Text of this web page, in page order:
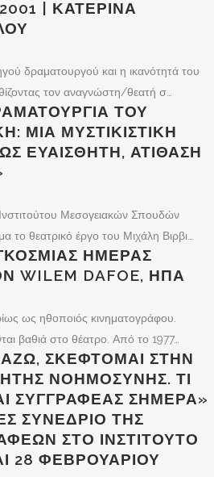
| ΚΑΤΕΡΊΝΑ
δραματουργού και η ικανότητά του
τον αναγνώστη/θεατή σ…
ΤΟΥ
ΜΙΑ ΜΥΣΤΙΚΙΣΤΙΚΉ
ΕΥΑΊΣΘΗΤΗ, ΑΤΊΘΑΣΗ
Μεσογειακών Σπουδών
το θεατρικό έργο του Μιχάλη Βιρβι…
ΗΜΈΡΑΣ
WILEM DAFOE, ΗΠΑ
ως ηθοποιός κινηματογράφου.
βαθιά στο θέατρο. Από το 1977…
ΣΚΈΦΤΟΜΑΙ ΣΤΗΝ
ΝΟΗΜΟΣΎΝΗΣ. ΤΙ
ΣΥΓΓΡΑΦΈΑΣ ΣΉΜΕΡΑ»
ΣΥΝΈΔΡΙΟ ΤΗΣ
ΣΤΟ ΙΝΣΤΙΤΟΎΤΟ
28 ΦΕΒΡΟΥΑΡΊΟΥ